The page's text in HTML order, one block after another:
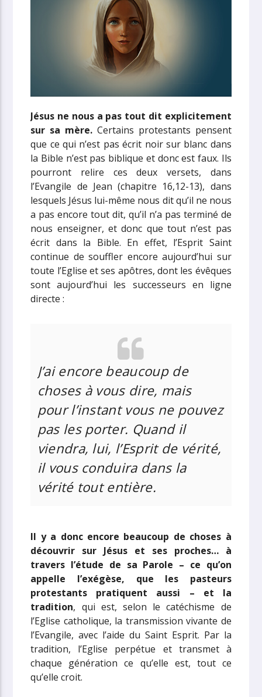
Jésus ne nous a pas tout dit explicitement
sur sa mère. Certains protestants pensent
que ce qui n’est pas écrit noir sur blanc dans
la Bible n’est pas biblique et donc est faux. Ils
pourront relire ces deux versets, dans
l’Evangile de Jean (chapitre 16,12-13), dans
lesquels Jésus lui-même nous dit qu’il ne nous
a pas encore tout dit, qu’il n’a pas terminé de
nous enseigner, et donc que tout n’est pas
écrit dans la Bible. En effet, l’Esprit Saint
continue de souffler encore aujourd’hui sur
toute l’Eglise et ses apôtres, dont les évêques
sont aujourd’hui les successeurs en ligne
directe :
J’ai encore beaucoup de
choses à vous dire, mais
pour l’instant vous ne pouvez
pas les porter. Quand il
viendra, lui, l’Esprit de vérité,
il vous conduira dans la
vérité tout entière.
Il y a donc encore beaucoup de choses à
découvrir sur Jésus et ses proches… à
travers l’étude de sa Parole – ce qu’on
appelle l’exégèse, que les pasteurs
protestants pratiquent aussi – et la
tradition, qui est, selon le catéchisme de
l’Eglise catholique, la transmission vivante de
l’Evangile, avec l’aide du Saint Esprit. Par la
tradition, l’Eglise perpétue et transmet à
chaque génération ce qu’elle est, tout ce
qu’elle croit.